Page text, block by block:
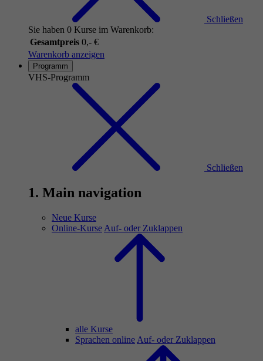
Schließen
Sie haben 0 Kurse im Warenkorb:
Gesamtpreis 0,- €
Warenkorb anzeigen
Programm
VHS-Programm
Schließen
1. Main navigation
Neue Kurse
Online-Kurse Auf- oder Zuklappen
alle Kurse
Sprachen online Auf- oder Zuklappen